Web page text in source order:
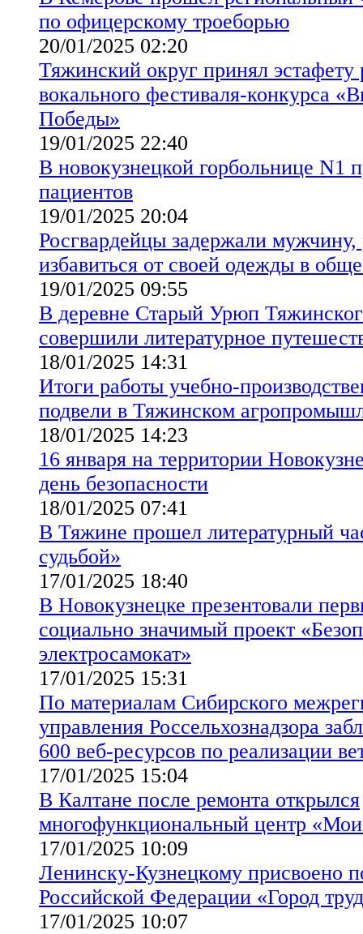
по офицерскому троеборью
20/01/2025 02:20
Тяжинский округ принял эстафету
вокального фестиваля-конкурса
Победы»
19/01/2025 22:40
В новокузнецкой горбольнице N1
пациентов
19/01/2025 20:04
Росгвардейцы задержали
избавиться от своей одежды в
19/01/2025 09:55
В деревне Старый Урюп
совершили литературное
18/01/2025 14:31
Итоги работы учебно-
подвели в Тяжинском
18/01/2025 14:23
16 января на территории
день безопасности
18/01/2025 07:41
В Тяжине прошел литературный
судьбой»
17/01/2025 18:40
В Новокузнецке презентовали
социально значимый проект
электросамокат»
17/01/2025 15:31
По материалам Сибирского
управления Россельхознадзора
600 веб-ресурсов по реализации
17/01/2025 15:04
В Калтане после ремонта открылся
многофункциональный центр
17/01/2025 10:09
Ленинску-Кузнецкому присвоено
Российской Федерации «Город
17/01/2025 10:07